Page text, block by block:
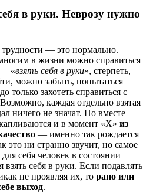
в руки. Неврозу нужно
— это нормально.
в жизни можно справиться
— «взять себя в руки», стерпеть,
можно забыть, попытаться
только захотеть справиться с
каждая отдельно взятая
ничего не значат. Но вместе —
и в момент «Х» из
— именно так рождается
это ни странно звучит, но самое
себя человек в состоянии
себя в руки. Если подавлять
не проявляя их, то рано или
выход.